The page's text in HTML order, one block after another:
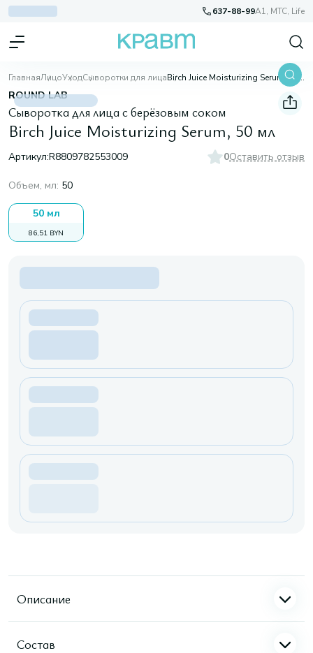
637-88-99A1, МТС, Life
ГлавнаяЛицоУходСыворотки для лица Birch Juice Moisturizing Serum, 50 мл
ROUND LAB
Сыворотка для лица с берёзовым соком
Birch Juice Moisturizing Serum, 50 мл
Артикул:R8809782553009 0Оставить отзыв
Объем, мл: 50
50 мл
86,51 BYN
Описание
Состав